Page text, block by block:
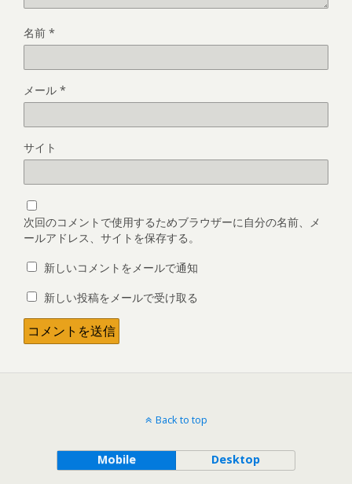
名前 *
メール *
サイト
次回のコメントで使用するためブラウザーに自分の名前、メ
ールアドレス、サイトを保存する。
新しいコメントをメールで通知
新しい投稿をメールで受け取る
Back to top
Mobile Desktop